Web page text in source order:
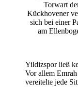
Torwart
Kückhovener
sich bei einer
am
Yildizspor ließ
Vor allem
vereitelte jede